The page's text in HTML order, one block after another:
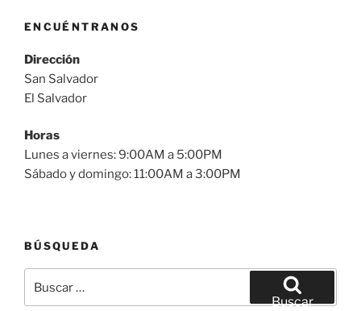
ENCUÉNTRANOS
Dirección
San Salvador
El Salvador
Horas
Lunes a viernes: 9:00AM a 5:00PM
Sábado y domingo: 11:00AM a 3:00PM
BÚSQUEDA
por:
Buscar